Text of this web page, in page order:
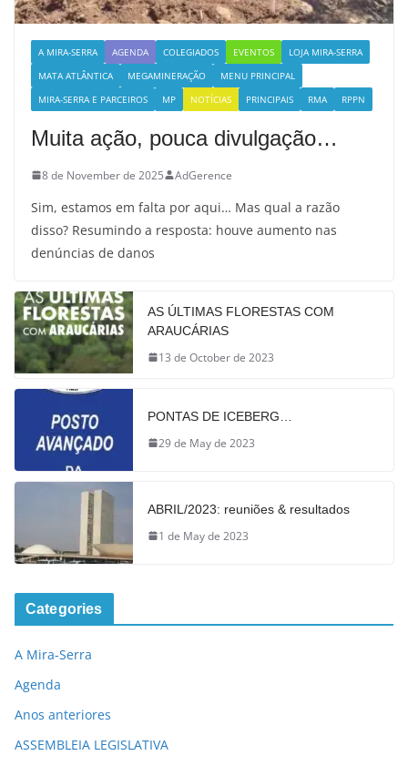
A MIRA-SERRA AGENDA COLEGIADOS EVENTOS
LOJA MIRA-SERRA
MATA ATLÂNTICA
MEGAMINERAÇÃO
MENU PRINCIPAL
MIRA-SERRA E PARCEIROS
MP NOTÍCIAS PRINCIPAIS RMA RPPN
Muita ação, pouca divulgação…
8 de November de 2025 AdGerence
Sim, estamos em falta por aqui… Mas qual a razão
disso? Resumindo a resposta: houve aumento nas
denúncias de danos
AS ÚLTIMAS FLORESTAS COM
ARAUCÁRIAS
13 de October de 2023
PONTAS DE ICEBERG…
29 de May de 2023
ABRIL/2023: reuniões & resultados
1 de May de 2023
Categories
A Mira-Serra
Agenda
Anos anteriores
ASSEMBLEIA LEGISLATIVA